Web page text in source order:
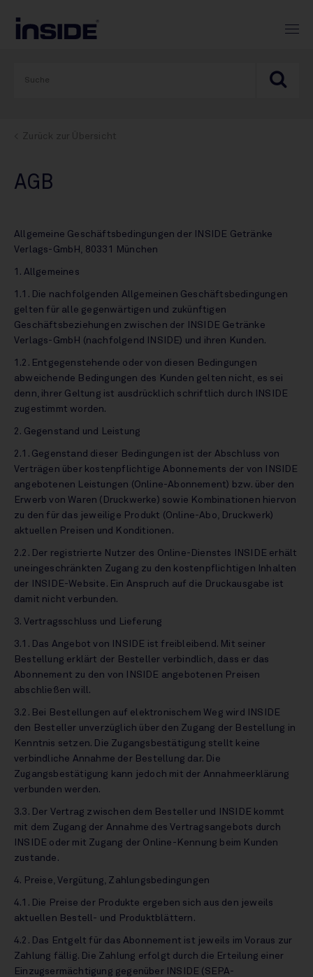
Zurück zur Übersicht
AGB
Allgemeine Geschäftsbedingungen der INSIDE Getränke
Verlags-GmbH, 80331 München
1. Allgemeines
1.1. Die nachfolgenden Allgemeinen Geschäftsbedingungen
gelten für alle gegenwärtigen und zukünftigen
Geschäftsbeziehungen zwischen der INSIDE Getränke
Verlags-GmbH (nachfolgend INSIDE) und ihren Kunden.
1.2. Entgegenstehende oder von diesen Bedingungen
abweichende Bedingungen des Kunden gelten nicht, es sei
denn, ihrer Geltung ist ausdrücklich schriftlich durch INSIDE
zugestimmt worden.
2. Gegenstand und Leistung
2.1. Gegenstand dieser Bedingungen ist der Abschluss von
Verträgen über kostenpflichtige Abonnements der von INSIDE
angebotenen Leistungen (Online-Abonnement) bzw. über den
Erwerb von Waren (Druckwerke) sowie Kombinationen hiervon
zu den für das jeweilige Produkt (Online-Abo, Druckwerk)
aktuellen Preisen und Konditionen.
2.2. Der registrierte Nutzer des Online-Dienstes INSIDE erhält
uneingeschränkten Zugang zu den kostenpflichtigen Inhalten
der INSIDE-Website. Ein Anspruch auf die Druckausgabe ist
damit nicht verbunden.
3. Vertragsschluss und Lieferung
3.1. Das Angebot von INSIDE ist freibleibend. Mit seiner
Bestellung erklärt der Besteller verbindlich, dass er das
Abonnement zu den von INSIDE angebotenen Preisen
abschließen will.
3.2. Bei Bestellungen auf elektronischem Weg wird INSIDE
den Besteller unverzüglich über den Zugang der Bestellung in
Kenntnis setzen. Die Zugangsbestätigung stellt keine
verbindliche Annahme der Bestellung dar. Die
Zugangsbestätigung kann jedoch mit der Annahmeerklärung
verbunden werden.
3.3. Der Vertrag zwischen dem Besteller und INSIDE kommt
mit dem Zugang der Annahme des Vertragsangebots durch
INSIDE oder mit Zugang der Online-Kennung beim Kunden
zustande.
4. Preise, Vergütung, Zahlungsbedingungen
4.1. Die Preise der Produkte ergeben sich aus den jeweils
aktuellen Bestell- und Produktblättern.
4.2. Das Entgelt für das Abonnement ist jeweils im Voraus zur
Zahlung fällig. Die Zahlung erfolgt durch die Erteilung einer
Einzugsermächtigung gegenüber INSIDE (SEPA-